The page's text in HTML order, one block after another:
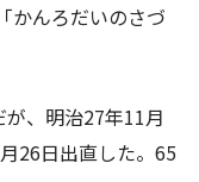
かんろだいのさづ
、明治27年11月
26日出直した。65